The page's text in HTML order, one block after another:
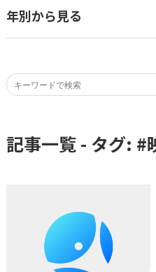
年別から見る
記事一覧 - タグ: #